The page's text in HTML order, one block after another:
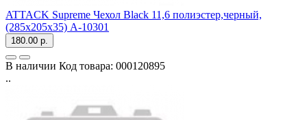
ATTACK Supreme Чехол Black 11,6 полиэстер,черный,
(285x205x35) A-10301
180.00 р.
В наличии Код товара: 000120895
..